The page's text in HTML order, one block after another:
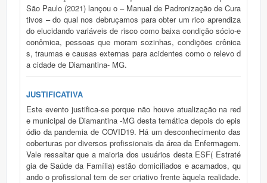
São Paulo (2021) lançou o – Manual de Padronização de Cura
tivos – do qual nos debruçamos para obter um rico aprendiza
do elucidando variáveis de risco como baixa condição sócio-e
conômica, pessoas que moram sozinhas, condições crônica
s, traumas e causas externas para acidentes como o relevo d
a cidade de Diamantina- MG.
JUSTIFICATIVA
Este evento justifica-se porque não houve atualização na red
e municipal de Diamantina -MG desta temática depois do epis
ódio da pandemia de COVID19. Há um desconhecimento das
coberturas por diversos profissionais da área da Enfermagem.
Vale ressaltar que a maioria dos usuários desta ESF( Estraté
gia de Saúde da Família) estão domiciliados e acamados, qu
ando o profissional tem de ser criativo frente àquela realidade.